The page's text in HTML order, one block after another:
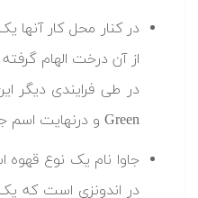
در کنار محل کار آنها
از آن درخت الهام گرفته
در طی فرایندی دیگر
Green و درنهایت اسم جاوا را برای آن انتخاب کردند .
جاوا نام یک نوع
در اندونزی است که